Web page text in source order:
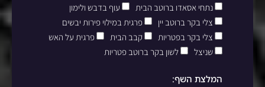
נתחי אסאדו ברוטב הבית
עוף בדבש ולימון
צלי בקר ברוטב יין
פרגית במילוי פירות יבשים
צלי בקר בפטריות
קבב הבית
פרגית על האש
שניצל
לשון בקר ברוטב פטריות
המלצת השף: